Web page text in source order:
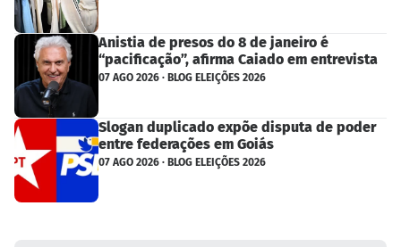
Anistia de presos do 8 de janeiro é
“pacificação”, afirma Caiado em entrevista
07 AGO 2026 · BLOG ELEIÇÕES 2026
Slogan duplicado expõe disputa de poder
entre federações em Goiás
07 AGO 2026 · BLOG ELEIÇÕES 2026